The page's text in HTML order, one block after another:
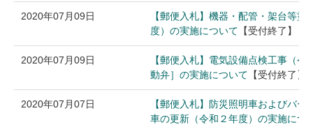
2020年07月09日
【郵便入札】機器・配管・架台等塗
度）の実施について 【受付終了】
2020年07月09日
【郵便入札】電気設備点検工事（
動弁］の実施について 【受付終了】
2020年07月07日
【郵便入札】防災照明車およびバ
車の更新（令和２年度）の実施につ